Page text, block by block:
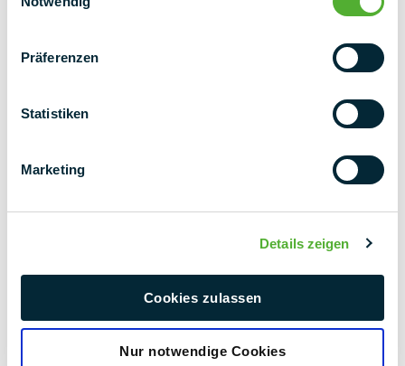
Präferenzen
Statistiken
Marketing
Details zeigen
Cookies zulassen
Nur notwendige Cookies
+ 49 (0) 9225 95500